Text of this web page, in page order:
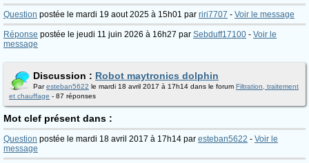
Question postée le mardi 19 aout 2025 à 15h01 par riri7707 - Voir le message
Réponse postée le jeudi 11 juin 2026 à 16h27 par Sebduff17100 - Voir le
message
Discussion : Robot maytronics dolphin
Paresteban5622 le mardi 18 avril 2017 à 17h14 dans le forum Filtration, traitement
et chauffage - 87 réponses
Mot clef présent dans :
Question postée le mardi 18 avril 2017 à 17h14 par esteban5622 - Voir le
message